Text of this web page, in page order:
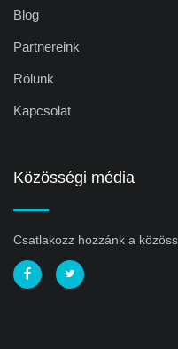
Blog
Partnereink
Rólunk
Kapcsolat
Közösségi média
Csatlakozz hozzánk a